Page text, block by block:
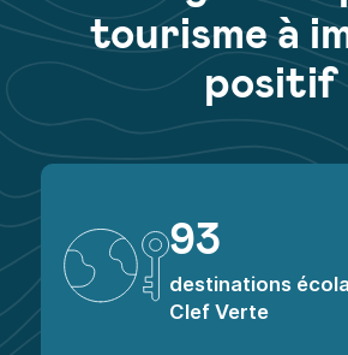
Nous agissons
tourisme à
positif
93